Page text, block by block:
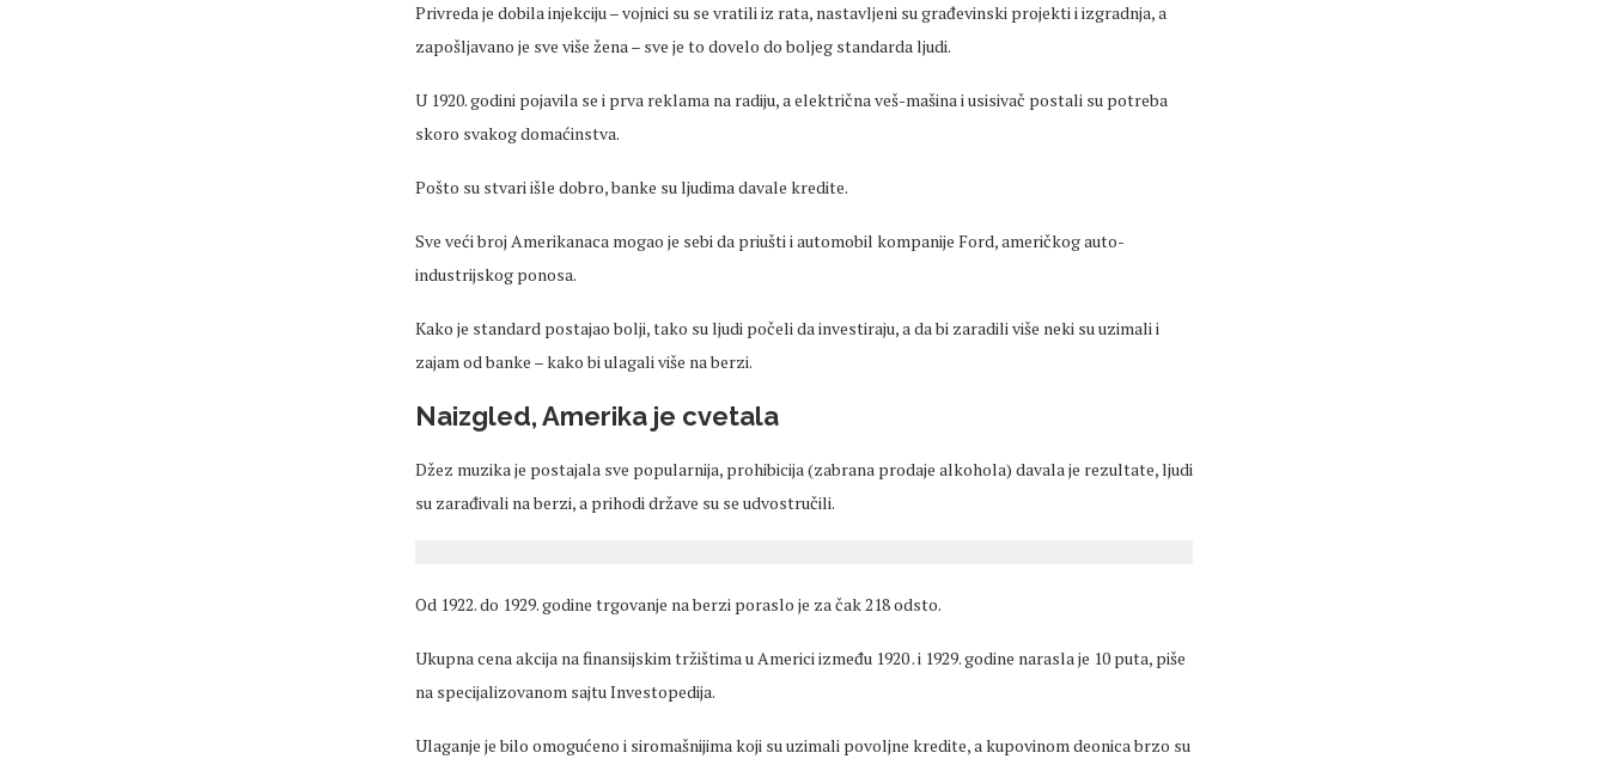
Privreda je dobila injekciju – vojnici su se vratili iz rata, nastavljeni su građevinski projekti i izgradnja, a
zapošljavano je sve više žena – sve je to dovelo do boljeg standarda ljudi.
U 1920. godini pojavila se i prva reklama na radiju, a električna veš-mašina i usisivač postali su potreba
skoro svakog domaćinstva.
Pošto su stvari išle dobro, banke su ljudima davale kredite.
Sve veći broj Amerikanaca mogao je sebi da priušti i automobil kompanije Ford, američkog auto-
industrijskog ponosa.
Kako je standard postajao bolji, tako su ljudi počeli da investiraju, a da bi zaradili više neki su uzimali i
zajam od banke – kako bi ulagali više na berzi.
Naizgled, Amerika je cvetala
Džez muzika je postajala sve popularnija, prohibicija (zabrana prodaje alkohola) davala je rezultate, ljudi
su zarađivali na berzi, a prihodi države su se udvostručili.
Od 1922. do 1929. godine trgovanje na berzi poraslo je za čak 218 odsto.
Ukupna cena akcija na finansijskim tržištima u Americi između 1920 . i 1929. godine narasla je 10 puta, piše
na specijalizovanom sajtu Investopedija.
Ulaganje je bilo omogućeno i siromašnijima koji su uzimali povoljne kredite, a kupovinom deonica brzo su